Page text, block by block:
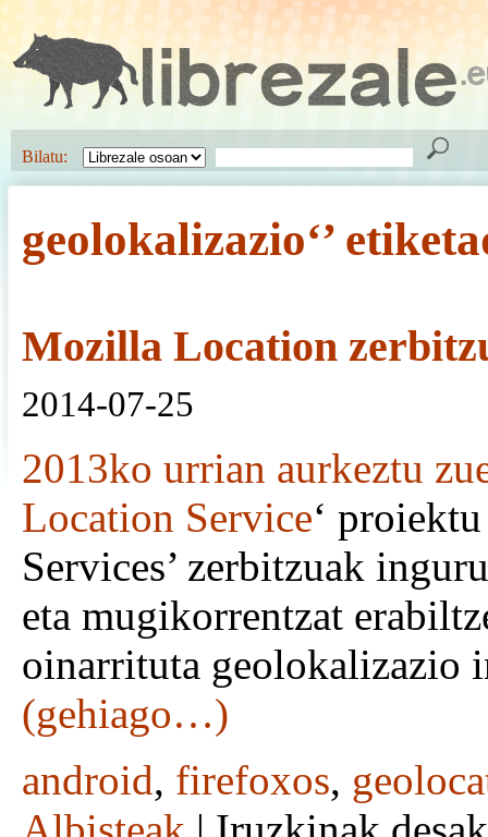
Bilatu:
geolokalizazio‘’
Mozilla Location
2014-07-25
2013ko urrian aurkeztu
Location Service‘
Services’ zerbitzuak
eta mugikorrentzat
oinarrituta geolokalizazio
(gehiago…)
android, firefoxos,